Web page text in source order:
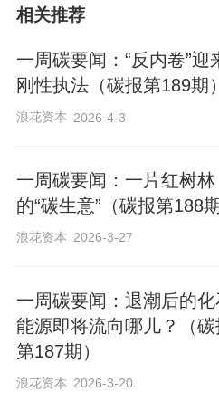
项重点任务，着力促
景、数据、模型等人
效协同。
日，绿色电力指数（
及2457.5，创自2022
落收报2360.54。相关
连涨，收报10.49元。
当“算电协同”成为国家
渐活跃股价大涨时，
相关推荐
一周碳要闻：“反内卷”迎
刚性执法（碳报第189期）
浪花资本 2026-4-3
一周碳要闻：一片红树林
的“碳生意”（碳报第188期
浪花资本 2026-3-27
一周碳要闻：退潮后的化
能源即将流向哪儿？（碳
第187期）
浪花资本 2026-3-20